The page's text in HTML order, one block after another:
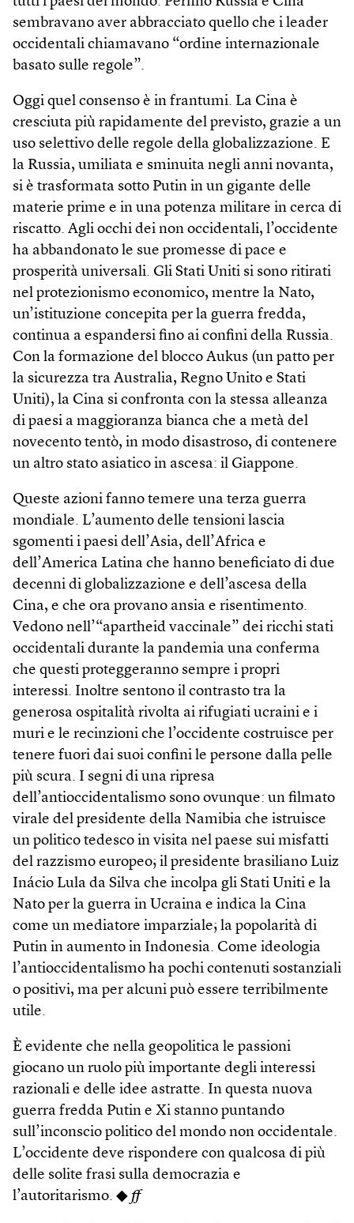
sembravano aver abbracciato quello che i leader
occidentali chiamavano “ordine internazionale
basato sulle regole”.
Oggi quel consenso è in frantumi. La Cina è
cresciuta più rapidamente del previsto, grazie a un
uso selettivo delle regole della globalizzazione. E
la Russia, umiliata e sminuita negli anni novanta,
si è trasformata sotto Putin in un gigante delle
materie prime e in una potenza militare in cerca di
riscatto. Agli occhi dei non occidentali, l’occidente
ha abbandonato le sue promesse di pace e
prosperità universali. Gli Stati Uniti si sono ritirati
nel protezionismo economico, mentre la Nato,
un’istituzione concepita per la guerra fredda,
continua a espandersi fino ai confini della Russia.
Con la formazione del blocco Aukus (un patto per
la sicurezza tra Australia, Regno Unito e Stati
Uniti), la Cina si confronta con la stessa alleanza
di paesi a maggioranza bianca che a metà del
novecento tentò, in modo disastroso, di contenere
un altro stato asiatico in ascesa: il Giappone.
Queste azioni fanno temere una terza guerra
mondiale. L’aumento delle tensioni lascia
sgomenti i paesi dell’Asia, dell’Africa e
dell’America Latina che hanno beneficiato di due
decenni di globalizzazione e dell’ascesa della
Cina, e che ora provano ansia e risentimento.
Vedono nell’“apartheid vaccinale” dei ricchi stati
occidentali durante la pandemia una conferma
che questi proteggeranno sempre i propri
interessi. Inoltre sentono il contrasto tra la
generosa ospitalità rivolta ai rifugiati ucraini e i
muri e le recinzioni che l’occidente costruisce per
tenere fuori dai suoi confini le persone dalla pelle
più scura. I segni di una ripresa
dell’antioccidentalismo sono ovunque: un filmato
virale del presidente della Namibia che istruisce
un politico tedesco in visita nel paese sui misfatti
del razzismo europeo; il presidente brasiliano Luiz
Inácio Lula da Silva che incolpa gli Stati Uniti e la
Nato per la guerra in Ucraina e indica la Cina
come un mediatore imparziale; la popolarità di
Putin in aumento in Indonesia. Come ideologia
l’antioccidentalismo ha pochi contenuti sostanziali
o positivi, ma per alcuni può essere terribilmente
utile.
È evidente che nella geopolitica le passioni
giocano un ruolo più importante degli interessi
razionali e delle idee astratte. In questa nuova
guerra fredda Putin e Xi stanno puntando
sull’inconscio politico del mondo non occidentale.
L’occidente deve rispondere con qualcosa di più
delle solite frasi sulla democrazia e
l’autoritarismo. ◆ ff